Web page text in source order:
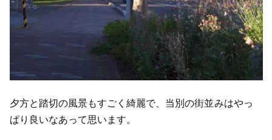
夕方と踏切の風景もすごく綺麗で、当別の街並みはやっ
ぱり良いなあって思います。